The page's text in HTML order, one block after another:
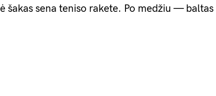
šakas sena teniso rakete. Po medžiu — baltas